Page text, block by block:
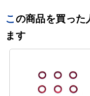
この商品を買った人はこんな商品も買ってい
ます